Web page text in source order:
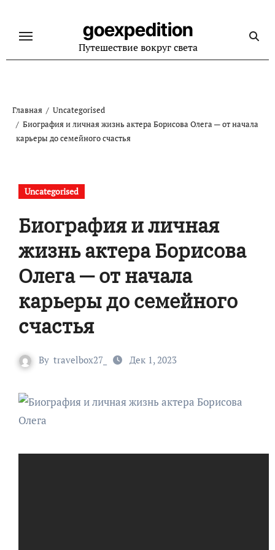
содержанию
goexpedition
Путешествие вокруг света
Главная
Uncategorised
Биография и личная жизнь актера Борисова Олега — от начала
карьеры до семейного счастья
Uncategorised
Биография и личная
жизнь актера Борисова
Олега — от начала
карьеры до семейного
счастья
By travelbox27_ Дек 1, 2023